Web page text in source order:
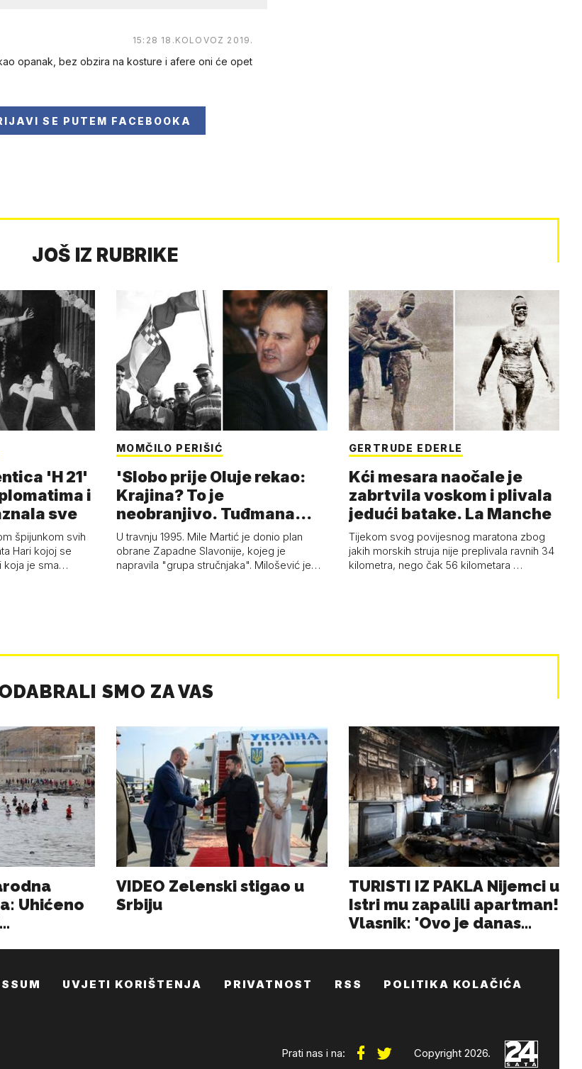
15:28 18.KOLOVOZ 2019.
opanak, bez obzira na kosture i afere oni će opet
SE PUTEM FACEBOOKA
JOŠ IZ RUBRIKE
'H 21'
i
sve
špijunkom svih
Hari kojoj se
koja je sma…
MOMČILO PERIŠIĆ
'Slobo prije Oluje rekao:
Krajina? To je
neobranjivo. Tuđmana
zvao Krivousti'
U travnju 1995. Mile Martić je donio plan
obrane Zapadne Slavonije, kojeg je
napravila "grupa stručnjaka". Milošević je…
GERTRUDE EDERLE
Kći mesara naočale je
zabrtvila voskom i plivala
jedući batake. La Manche
Tijekom svog povijesnog maratona zbog
jakih morskih struja nije preplivala ravnih 34
kilometra, nego čak 56 kilometara …
UVJETI KORIŠTENJA PRIVATNOST RSS POLITIKA KOLAČIĆA
Prati nas i na: Copyright 2026.